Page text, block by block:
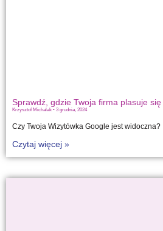
Sprawdź, gdzie Twoja firma plasuje
Krzysztof Michalak 3 grudnia, 2024
Czy Twoja Wizytówka Google jest widoczna?
Czytaj więcej »